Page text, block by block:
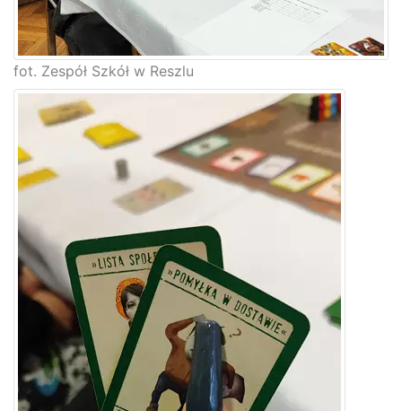
fot. Zespół Szkół w Reszlu